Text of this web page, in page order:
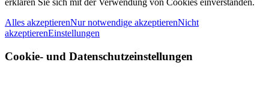
erklären Sie sich mit der Verwendung von Cookies einverstanden.
Alles akzeptierenNur notwendige akzeptierenNicht
akzeptierenEinstellungen
Cookie- und Datenschutzeinstellungen